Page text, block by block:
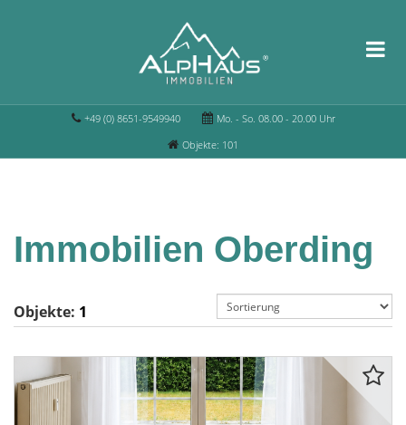
+49 (0) 8651-9549940
Mo. - So. 08.00 - 20.00 Uhr
Objekte: 101
Immobilien Oberding
Objekte: 1